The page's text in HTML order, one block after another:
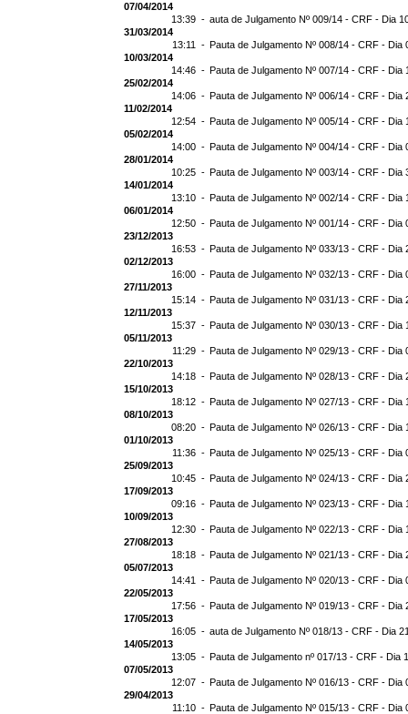
07/04/2014
13:39 - auta de Julgamento Nº 009/14 - CRF - Dia
31/03/2014
13:11 - Pauta de Julgamento Nº 008/14 - CRF - Dia
10/03/2014
14:46 - Pauta de Julgamento Nº 007/14 - CRF - Dia
25/02/2014
14:06 - Pauta de Julgamento Nº 006/14 - CRF - Dia
11/02/2014
12:54 - Pauta de Julgamento Nº 005/14 - CRF - Dia
05/02/2014
14:00 - Pauta de Julgamento Nº 004/14 - CRF - Dia
28/01/2014
10:25 - Pauta de Julgamento Nº 003/14 - CRF - Dia
14/01/2014
13:10 - Pauta de Julgamento Nº 002/14 - CRF - Dia
06/01/2014
12:50 - Pauta de Julgamento Nº 001/14 - CRF - Dia
23/12/2013
16:53 - Pauta de Julgamento Nº 033/13 - CRF - Dia
02/12/2013
16:00 - Pauta de Julgamento Nº 032/13 - CRF - Dia
27/11/2013
15:14 - Pauta de Julgamento Nº 031/13 - CRF - Dia
12/11/2013
15:37 - Pauta de Julgamento Nº 030/13 - CRF - Dia
05/11/2013
11:29 - Pauta de Julgamento Nº 029/13 - CRF - Dia
22/10/2013
14:18 - Pauta de Julgamento Nº 028/13 - CRF - Dia
15/10/2013
18:12 - Pauta de Julgamento Nº 027/13 - CRF - Dia
08/10/2013
08:20 - Pauta de Julgamento Nº 026/13 - CRF - Dia
01/10/2013
11:36 - Pauta de Julgamento Nº 025/13 - CRF - Dia
25/09/2013
10:45 - Pauta de Julgamento Nº 024/13 - CRF - Dia
17/09/2013
09:16 - Pauta de Julgamento Nº 023/13 - CRF - Dia
10/09/2013
12:30 - Pauta de Julgamento Nº 022/13 - CRF - Dia
27/08/2013
18:18 - Pauta de Julgamento Nº 021/13 - CRF - Dia
05/07/2013
14:41 - Pauta de Julgamento Nº 020/13 - CRF - Dia
22/05/2013
17:56 - Pauta de Julgamento Nº 019/13 - CRF - Dia
17/05/2013
16:05 - auta de Julgamento Nº 018/13 - CRF - Dia
14/05/2013
13:05 - Pauta de Julgamento nº 017/13 - CRF - Dia
07/05/2013
12:07 - Pauta de Julgamento Nº 016/13 - CRF - Dia
29/04/2013
11:10 - Pauta de Julgamento Nº 015/13 - CRF - Dia